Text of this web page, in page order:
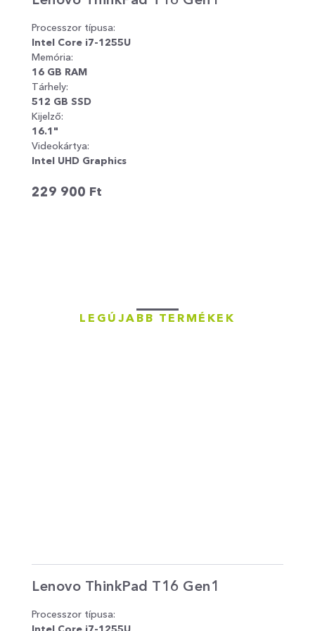
Processzor típusa:
Intel Core i7-1255U
Memória:
16 GB RAM
Tárhely:
512 GB SSD
Kijelző:
16.1"
Videokártya:
Intel UHD Graphics
229 900 Ft
LEGÚJABB TERMÉKEK
Lenovo ThinkPad T16 Gen1
Processzor típusa: